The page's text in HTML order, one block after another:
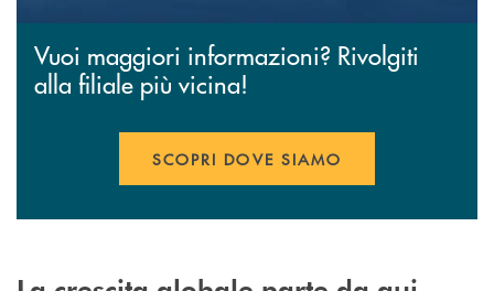
Vuoi maggiori informazioni? Rivolgiti
alla filiale più vicina!
SCOPRI DOVE SIAMO